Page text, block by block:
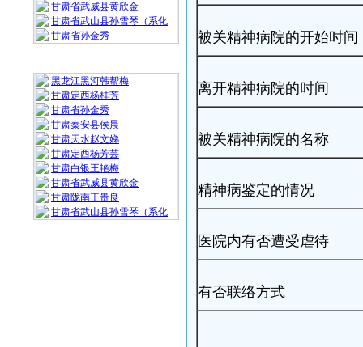
甘肃省武威县黄欣金
甘肃省武山县孙雪琴（系化
甘肃省孙金秀
黑龙江黑河韩帮梅
甘肃定西杨桂芳
甘肃省孙金秀
甘肃秦安县侯晨
甘肃天水赵文娣
甘肃定西杨芳芸
甘肃白银王艳梅
甘肃省武威县黄欣金
甘肃陇南王贵良
甘肃省武山县孙雪琴（系化
被关精神病院的开始时间
离开精神病院的时间
被关精神病院的名称
精神病鉴定的情况
医院内有否遭受虐待
有否联络方式